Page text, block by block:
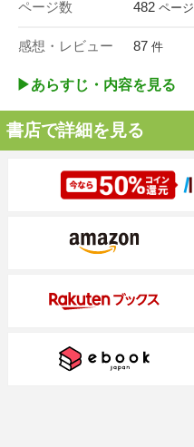
ページ数 482 ページ
感想・レビュー 87 件
▶︎あらすじ・内容を見る
書店で詳細を見る